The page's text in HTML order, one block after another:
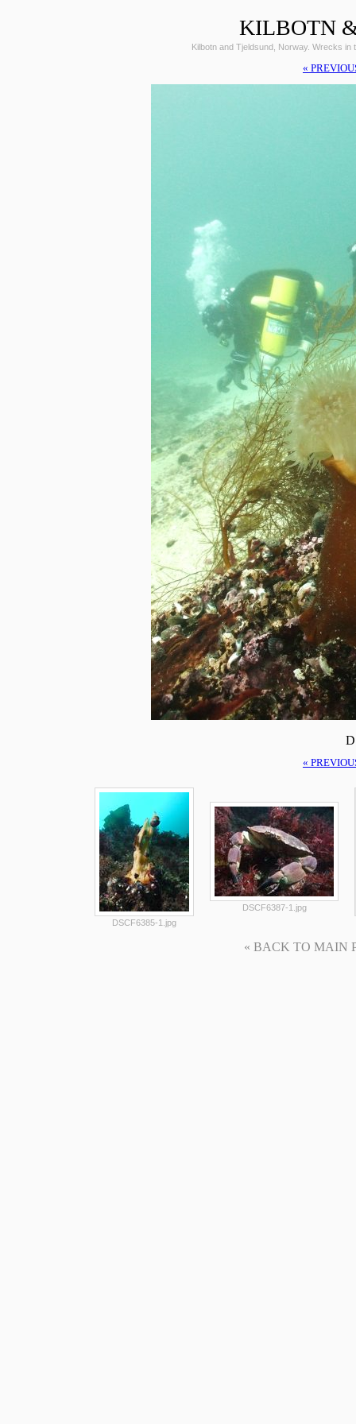
KILBOTN
Kilbotn and Tjeldsund, Norway. Wrecks
«
«
DSCF6385-1.jpg
DSCF6387-1.jpg
« BACK TO MAIN